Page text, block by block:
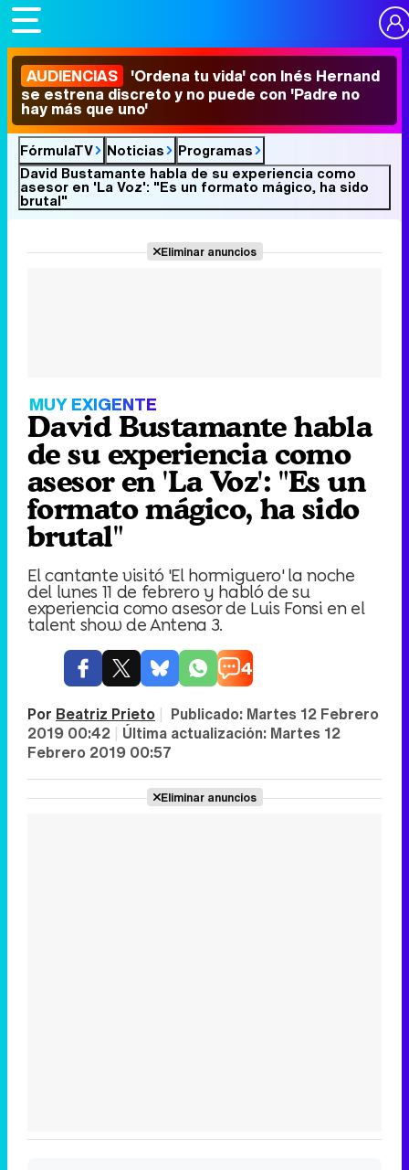
AUDIENCIAS 'Ordena tu vida' con Inés Hernand
se estrena discreto y no puede con 'Padre no
hay más que uno'
FórmulaTV Noticias
Programas
David Bustamante habla de su experiencia como
asesor en 'La Voz': "Es un formato mágico, ha sido
brutal"
Eliminar anuncios
MUY EXIGENTE
David Bustamante habla
de su experiencia como
asesor en 'La Voz': "Es un
formato mágico, ha sido
brutal"
El cantante visitó 'El hormiguero' la noche
del lunes 11 de febrero y habló de su
experiencia como asesor de Luis Fonsi en el
talent show de Antena 3.
4
Por Beatriz Prieto | Publicado: Martes 12 Febrero
2019 00:42 | Última actualización: Martes 12
Febrero 2019 00:57
Eliminar anuncios